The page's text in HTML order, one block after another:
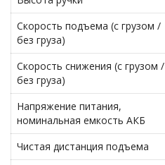
Скорость подъема (с грузом /
без груза)
Скорость снижения (с грузом /
без груза)
Напряжение питания,
номинальная емкость АКБ
Чистая дистанция подъема